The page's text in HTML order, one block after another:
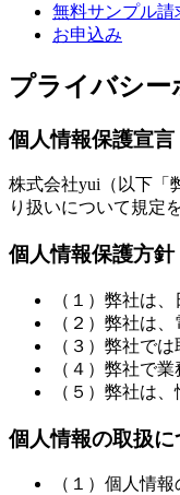
無料サンプル請
お申込み
プライバシー
個人情報保護宣言
株式会社yui（以下「
り扱いについて規定
個人情報保護方針
（１）弊社は
（２）弊社は
（３）弊社で
（４）弊社で
（５）弊社は
個人情報の取扱に
（１）個人情